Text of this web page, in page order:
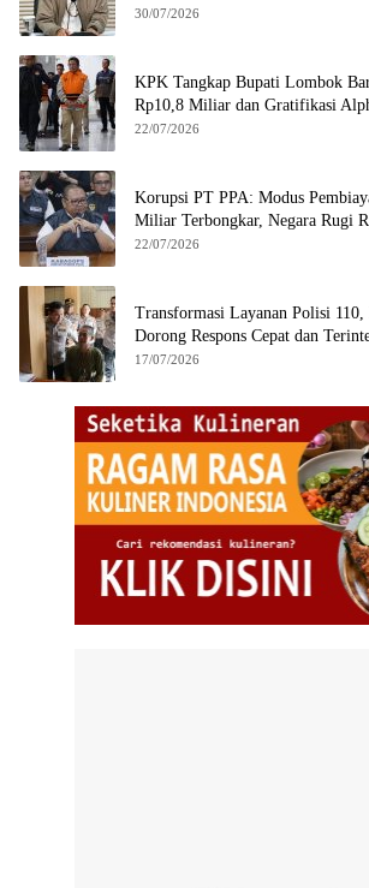
30/07/2026
KPK Tangkap Bupati Lombok
Rp10,8 Miliar dan Gratifikasi
Pro
22/07/2026
Korupsi PT PPA: Modus
Miliar Terbongkar, Negara Rugi
22/07/2026
Transformasi Layanan Polisi
Dorong Respons Cepat dan
17/07/2026